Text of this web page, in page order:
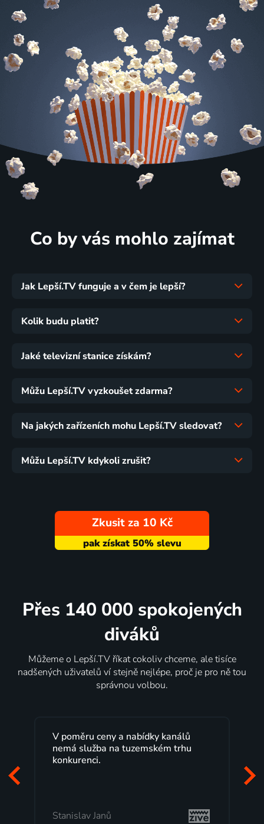
Co by vás mohlo zajímat
Jak Lepší.TV funguje a v čem je lepší?
Kolik budu platit?
Jaké televizní stanice získám?
Můžu Lepší.TV vyzkoušet zdarma?
Na jakých zařízeních mohu Lepší.TV sledovat?
Můžu Lepší.TV kdykoli zrušit?
Zkusit za 10 Kč
Přes 140 000 spokojených
diváků
Můžeme o Lepší.TV říkat cokoliv chceme, ale tisíce
nadšených uživatelů ví stejně nejlépe, proč je pro ně tou
správnou volbou.
Lepší.TV sleduji už několik let s
maximální spokojeností. Velký výběr
programů a nemuset běžet k TV na
Milada Tomešová